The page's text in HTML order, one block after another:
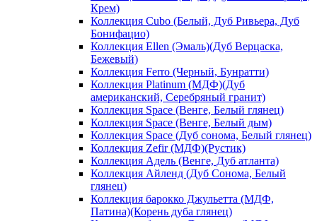
Крем)
Коллекция Cubo (Белый, Дуб Ривьера, Дуб
Бонифацио)
Коллекция Ellen (Эмаль)(Дуб Верцаска,
Бежевый)
Коллекция Ferro (Черный, Бунратти)
Коллекция Platinum (МДФ)(Дуб
американский, Серебряный гранит)
Коллекция Space (Венге, Белый глянец)
Коллекция Space (Венге, Белый дым)
Коллекция Space (Дуб сонома, Белый глянец)
Коллекция Zefir (МДФ)(Рустик)
Коллекция Адель (Венге, Дуб атланта)
Коллекция Айленд (Дуб Сонома, Белый
глянец)
Коллекция барокко Джульетта (МДФ,
Патина)(Корень дуба глянец)